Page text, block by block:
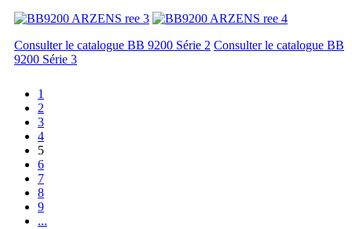
Consulter le catalogue BB 9200 Série 2 Consulter le catalogue BB
9200 Série 3
1
2
3
4
5
6
7
8
9
...